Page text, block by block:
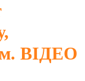
ВІДЕО